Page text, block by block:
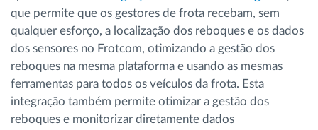
que permite que os gestores de frota recebam, sem
qualquer esforço, a localização dos reboques e os dados
dos sensores no Frotcom, otimizando a gestão dos
reboques na mesma plataforma e usando as mesmas
ferramentas para todos os veículos da frota. Esta
integração também permite otimizar a gestão dos
reboques e monitorizar diretamente dados